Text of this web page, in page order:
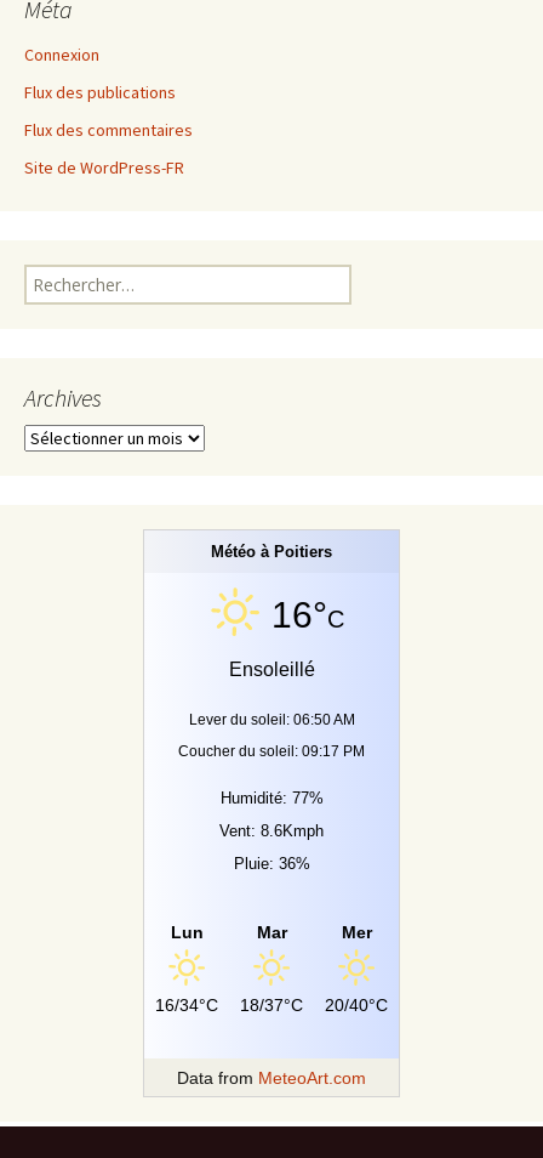
Méta
Connexion
Flux des publications
Flux des commentaires
Site de WordPress-FR
Rechercher :
Archives
Archives
Météo à Poitiers
16°C
Ensoleillé
Lever du soleil: 06:50 AM
Coucher du soleil: 09:17 PM
Humidité: 77%
Vent: 8.6Kmph
Pluie: 36%
Lun
16/34°C
Mar
18/37°C
Mer
20/40°C
Data from MeteoArt.com